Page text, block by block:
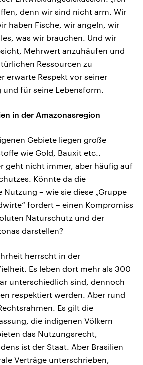
denn wir sind nicht arm. Wir
haben Fische, wir angeln, wir
was wir brauchen. Und wir
Mehrwert anzuhäufen und
Ressourcen zu
erwarte Respekt vor seiner
und für seine Lebensform.
in der Amazonasregion
Gebiete liegen große
wie Gold, Bauxit etc..
geht nicht immer, aber häufig auf
Könnte da die
– wie sie diese „Gruppe
fordert – einen Kompromiss
Naturschutz und der
darstellen?
herrscht in der
Es leben dort mehr als 300
unterschiedlich sind, dennoch
respektiert werden. Aber rund
Es gilt die
die indigenen Völkern
das Nutzungsrecht,
ist der Staat. Aber Brasilien
Verträge unterschrieben,